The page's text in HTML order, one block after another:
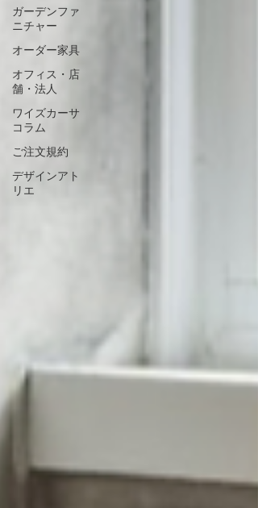
ガーデンファ
ニチャー
オーダー家具
オフィス・店
舗・法人
ワイズカーサ
コラム
ご注文規約
デザインアト
リエ